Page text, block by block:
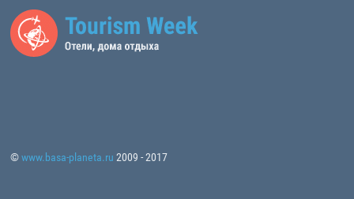
©www.basa-planeta.ru 2009 - 2017